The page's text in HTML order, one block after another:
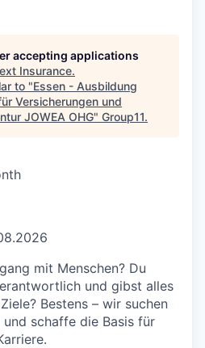
accepting applications
Insurance.
to "Essen - Ausbildung
Versicherungen und
JOWEA OHG" Group11.
mit Menschen? Du
und gibst alles
Bestens – wir suchen
und schaffe die Basis für